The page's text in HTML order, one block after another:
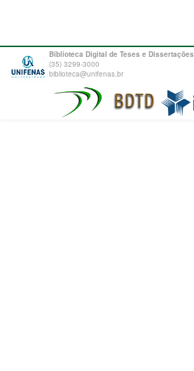
Biblioteca Digital de Teses e Dissertações
(35) 3299-3000
biblioteca@unifenas.br